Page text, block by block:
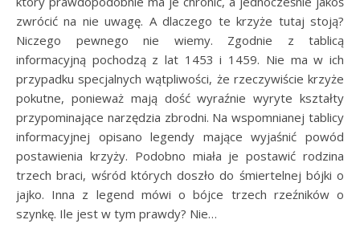
zwrócić na nie uwagę. A dlaczego te krzyże tutaj stoją?
Niczego pewnego nie wiemy. Zgodnie z tablicą
informacyjną pochodzą z lat 1453 i 1459. Nie ma w ich
przypadku specjalnych wątpliwości, że rzeczywiście krzyże
pokutne, ponieważ mają dość wyraźnie wyryte kształty
przypominające narzędzia zbrodni. Na wspomnianej tablicy
informacyjnej opisano legendy mające wyjaśnić powód
postawienia krzyży. Podobno miała je postawić rodzina
trzech braci, wśród których doszło do śmiertelnej bójki o
jajko. Inna z legend mówi o bójce trzech rzeźników o
szynkę. Ile jest w tym prawdy? Nie…